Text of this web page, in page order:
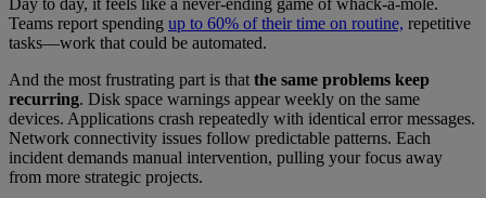
Day to day, it feels like a never-ending game of whack-a-mole.
Teams report spending up to 60% of their time on routine, repetitive
tasks—work that could be automated.
And the most frustrating part is that the same problems keep
recurring. Disk space warnings appear weekly on the same
devices. Applications crash repeatedly with identical error messages.
Network connectivity issues follow predictable patterns. Each
incident demands manual intervention, pulling your focus away
from more strategic projects.